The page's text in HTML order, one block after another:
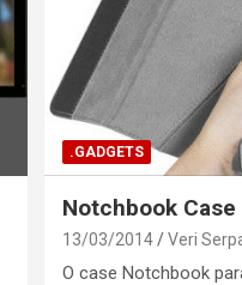
.GADGETS
Notchbook
13/03/2014 Veri
O case Notchbook